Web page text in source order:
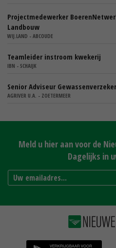
Projectmedewerker
Landbouw
WIJ.LAND - ABCOUDE
Teamleider instroom kwekerij
IBN - SCHAIJK
Senior Adviseur
AGRIVER U.A. - ZOETERMEER
Meld u hier aan voor de
Dagelijks in